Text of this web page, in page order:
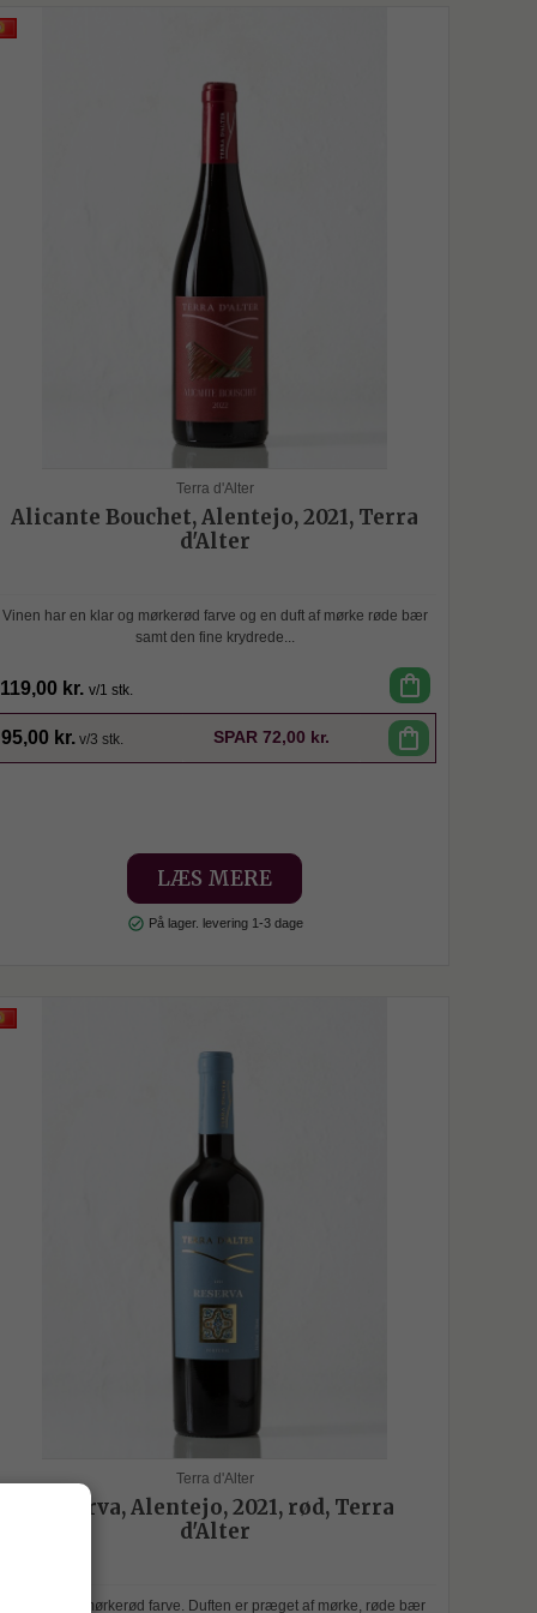
Terra d'Alter
Alicante Bouchet, Alentejo, 2021, Terra
d'Alter
Vinen har en klar og mørkerød farve og en duft af mørke røde bær
samt den fine krydrede...
119,00 kr. v/1 stk. shopping_bag
95,00 kr. v/3 stk. SPAR72,00 kr. shopping_bag
LÆS MERE
check_circle På lager. levering 1-3 dage
Terra d'Alter
Reserva, Alentejo, 2021, rød, Terra
d'Alter
Flot, klar og mørkerød farve. Duften er præget af mørke, røde bær